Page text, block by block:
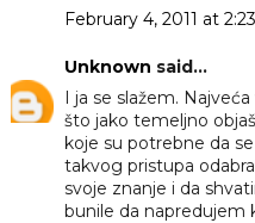
February 4, 2011 at
Unknown said...
I ja se slažem.
što jako temeljno
koje su potrebne da
takvog pristupa
svoje znanje i da
bunile da napredujem